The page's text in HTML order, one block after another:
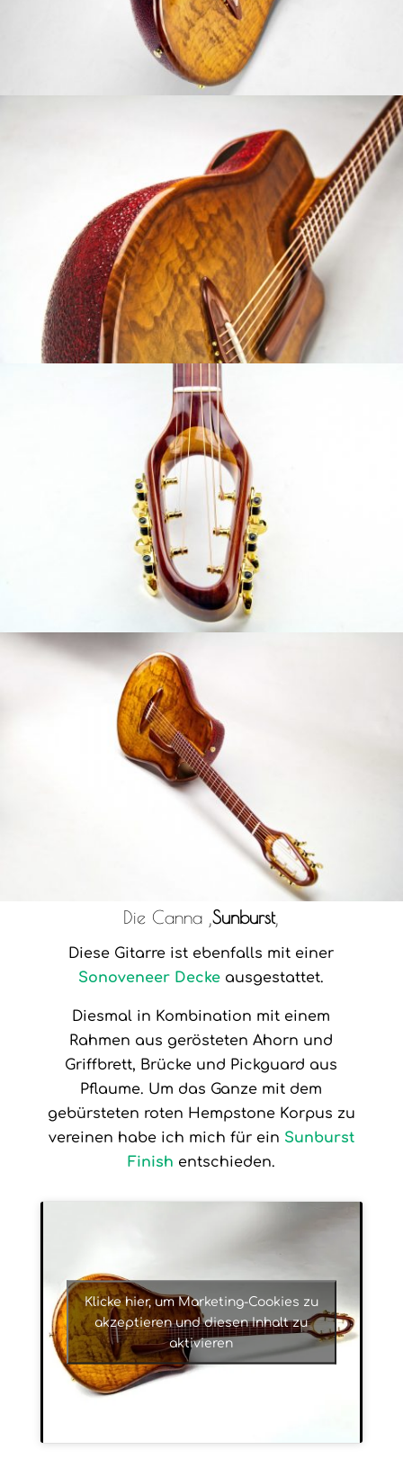
Die Canna ‚Sunburst‚
Diese Gitarre ist ebenfalls mit einer
Sonoveneer Decke ausgestattet.
Diesmal in Kombination mit einem
Rahmen aus gerösteten Ahorn und
Griffbrett, Brücke und Pickguard aus
Pflaume. Um das Ganze mit dem
gebürsteten roten Hempstone Korpus zu
vereinen habe ich mich für ein Sunburst
Finish entschieden.
Klicke hier, um Marketing-Cookies zu
akzeptieren und diesen Inhalt zu
aktivieren